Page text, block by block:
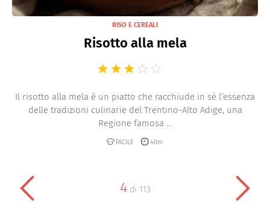
RISO E CEREALI
Risotto alla mela
Il risotto alla mela è un piatto che racchiude in sé l’essenza
delle tradizioni culinarie del Trentino-Alto Adige, una
Regione famosa ...
FACILE 40m
4di 113